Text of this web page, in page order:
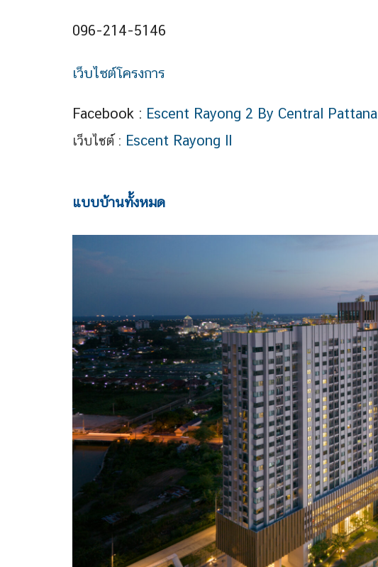
096-214-5146
เว็บไซต์โครงการ
Facebook : Escent Rayong 2 By Central Pattana
เว็บไซต์ : Escent Rayong ll
แบบบ้านทั้งหมด